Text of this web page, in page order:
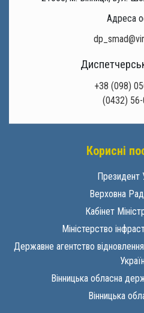
Адреса
+38 (098)
(0432)
Корисні
Президент
Верховна
Кабінет
Міністерство
Державне агентство
Вінницька обласна
Вінницька